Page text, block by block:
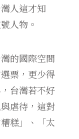
人這才知
人物。
的國際空間
票，更少得
台灣若不好
虐待，這對
糕」、「太